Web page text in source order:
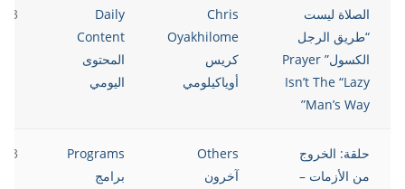
الصلاة ليست
“طريق الرجل
الكسول” Prayer
Isn’t The “Lazy
Man’s Way”
Chris
Oyakhilome
كريس
أوياكيلومي
Daily
Content
المحتوى
اليومي
حلقة: الخروج
من الأزمات –
Others
آخرون
Programs
برامج